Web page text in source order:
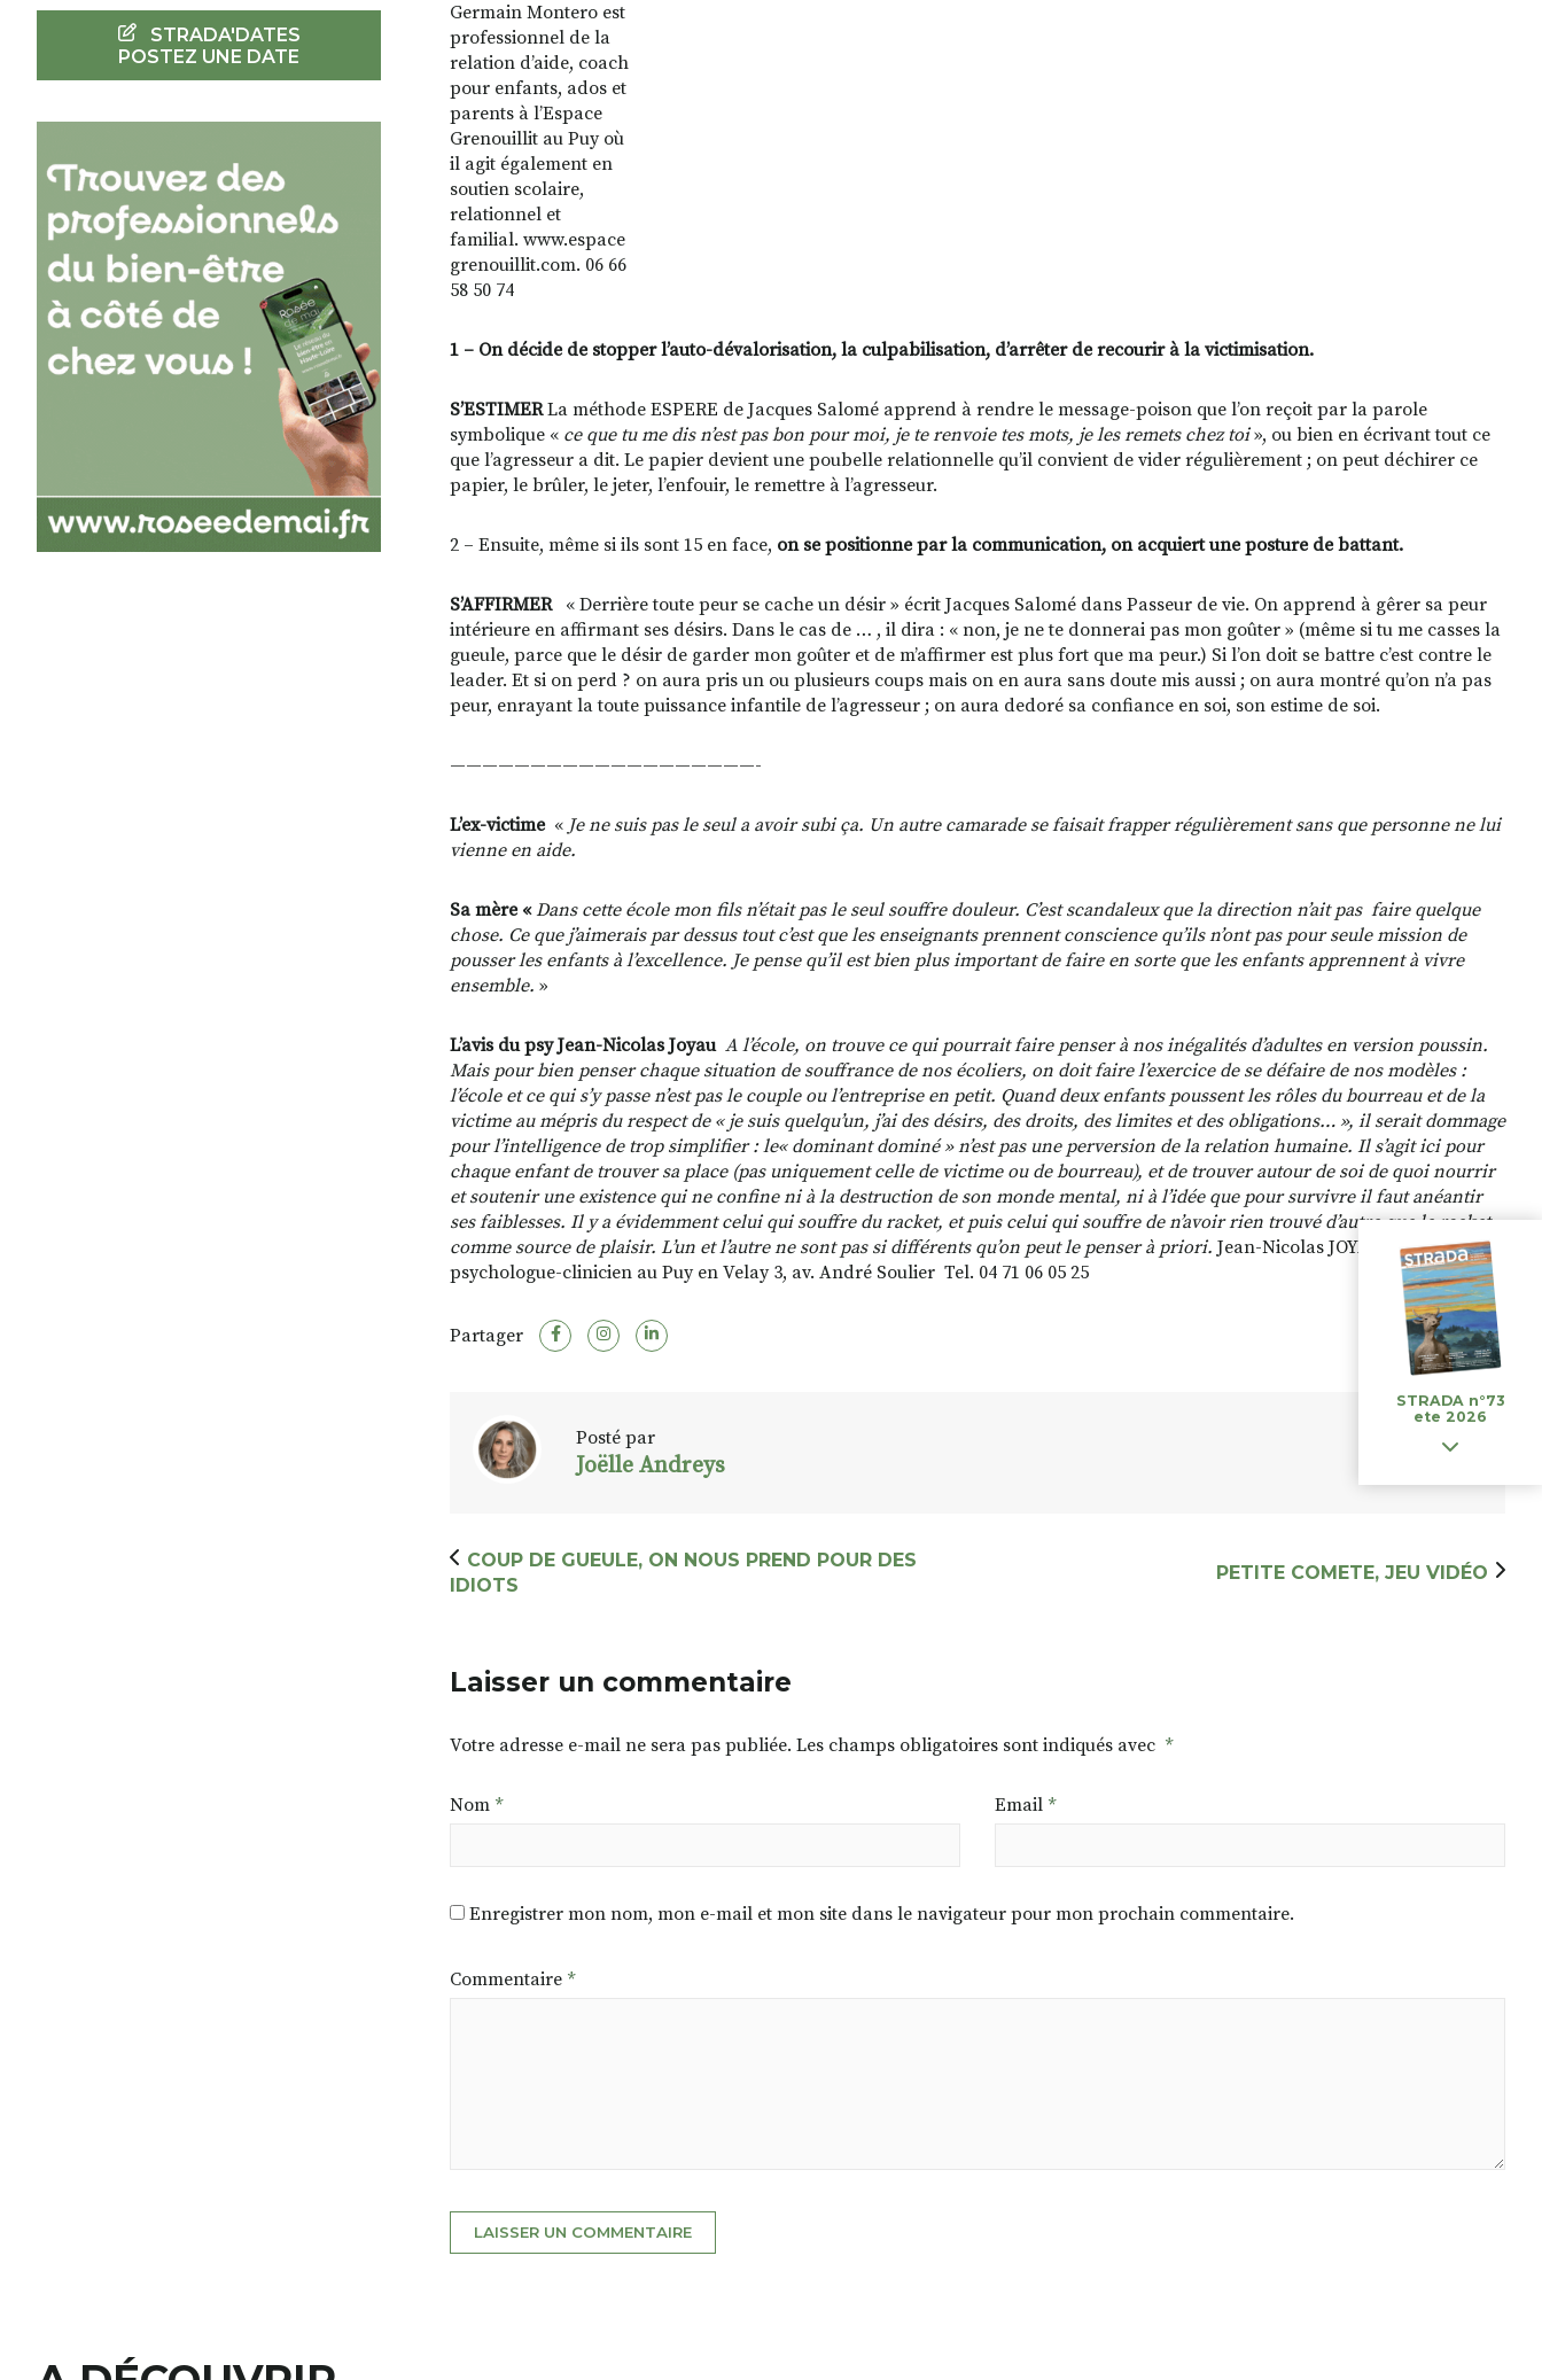
Germain Montero est
professionnel de la
relation d’aide, coach
pour enfants, ados et
parents à l’Espace
Grenouillit au Puy où
il agit également en
soutien scolaire,
relationnel et
familial. www.espace
grenouillit.com. 06 66
58 50 74
1 – On décide de stopper l’auto-dévalorisation, la culpabilisation, d’arrêter de recourir à la victimisation.
S’ESTIMERLa méthode ESPERE de Jacques Salomé apprend à rendre le message-poison que l’on reçoit par la parole
symbolique « ce que tu me dis n’est pas bon pour moi, je te renvoie tes mots, je les remets chez toi», ou bien en écrivant tout ce
que l’agresseur a dit. Le papier devient une poubelle relationnelle qu’il convient de vider régulièrement ; on peut déchirer ce
papier, le brûler, le jeter, l’enfouir, le remettre à l’agresseur.
2 – Ensuite, même si ils sont 15 en face, on se positionne par la communication, on acquiert une posture de battant.
S’AFFIRMER« Derrière toute peur se cache un désir » écrit Jacques Salomé dans Passeur de vie. On apprend à gêrer sa peur
intérieure en affirmant ses désirs. Dans le cas de … , il dira : « non, je ne te donnerai pas mon goûter » (même si tu me casses la
gueule, parce que le désir de garder mon goûter et de m’affirmer est plus fort que ma peur.) Si l’on doit se battre c’est contre le
leader. Et si on perd ? on aura pris un ou plusieurs coups mais on en aura sans doute mis aussi ; on aura montré qu’on n’a pas
peur, enrayant la toute puissance infantile de l’agresseur ; on aura dedoré sa confiance en soi, son estime de soi.
———————————————————-
L’ex-victime« Je ne suis pas le seul a avoir subi ça. Un autre camarade se faisait frapper régulièrement sans que personne ne lui
vienne en aide.
Sa mère « Dans cette école mon fils n’était pas le seul souffre douleur. C’est scandaleux que la direction n’ait pas faire quelque
chose. Ce que j’aimerais par dessus tout c’est que les enseignants prennent conscience qu’ils n’ont pas pour seule mission de
pousser les enfants à l’excellence. Je pense qu’il est bien plus important de faire en sorte que les enfants apprennent à vivre
ensemble. »
L’avis du psy Jean-Nicolas Joyau A l’école, on trouve ce qui pourrait faire penser à nos inégalités d’adultes en version poussin.
Mais pour bien penser chaque situation de souffrance de nos écoliers, on doit faire l’exercice de se défaire de nos modèles :
l’école et ce qui s’y passe n’est pas le couple ou l’entreprise en petit. Quand deux enfants poussent les rôles du bourreau et de la
victime au mépris du respect de « je suis quelqu’un, j’ai des désirs, des droits, des limites et des obligations… », il serait dommage
pour l’intelligence de trop simplifier : le« dominant dominé » n’est pas une perversion de la relation humaine. Il s’agit ici pour
chaque enfant de trouver sa place (pas uniquement celle de victime ou de bourreau), et de trouver autour de soi de quoi nourrir
et soutenir une existence qui ne confine ni à la destruction de son monde mental, ni à l’idée que pour survivre il faut anéantir
ses faiblesses. Il y a évidemment celui qui souffre du racket, et puis celui qui souffre de n’avoir rien trouvé d’autre que le racket
comme source de plaisir. L’un et l’autre ne sont pas si différents qu’on peut le penser à priori. Jean-Nicolas JOYAU est
psychologue-clinicien au Puy en Velay 3, av. André Soulier Tel. 04 71 06 05 25
Partager
Posté par
Joëlle Andreys
COUP DE GUEULE, ON NOUS PREND POUR DES
IDIOTS
PETITE COMETE, JEU VIDÉO
Laisser un commentaire
Votre adresse e-mail ne sera pas publiée. Les champs obligatoires sont indiqués avec *
Nom * Email *
Enregistrer mon nom, mon e-mail et mon site dans le navigateur pour mon prochain commentaire.
Commentaire *
STRADA'DATES
POSTEZ UNE DATE
STRADA n°73
ete 2026